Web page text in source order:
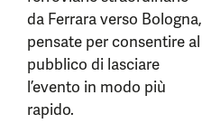
da Ferrara verso Bologna,
pensate per consentire al
pubblico di lasciare
l’evento in modo più
rapido.